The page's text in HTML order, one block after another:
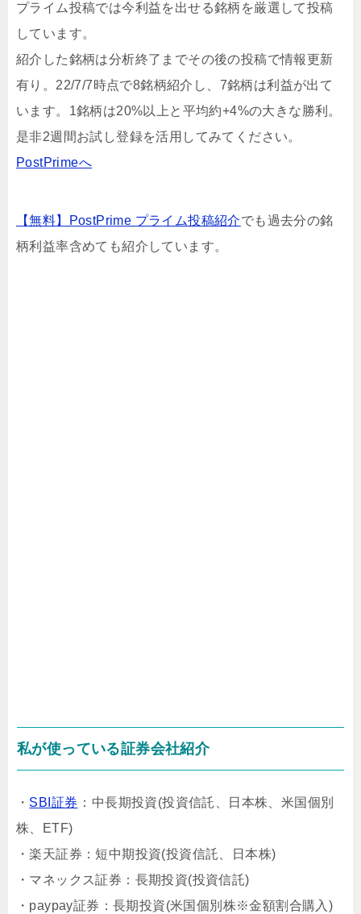
プライム投稿では今利益を出せる銘柄を厳選して投稿
しています。
紹介した銘柄は分析終了までその後の投稿で情報更新
有り。22/7/7時点で8銘柄紹介し、7銘柄は利益が出て
います。1銘柄は20%以上と平均約+4%の大きな勝利。
是非2週間お試し登録を活用してみてください。
PostPrimeへ
【無料】PostPrime プライム投稿紹介でも過去分の銘
柄利益率含めても紹介しています。
私が使っている証券会社紹介
・ SBI証券 ：中長期投資(投資信託、日本株、米国個別
株、ETF)
・楽天証券：短中期投資(投資信託、日本株)
・マネックス証券：長期投資(投資信託)
・paypay証券：長期投資(米国個別株※金額割合購入)